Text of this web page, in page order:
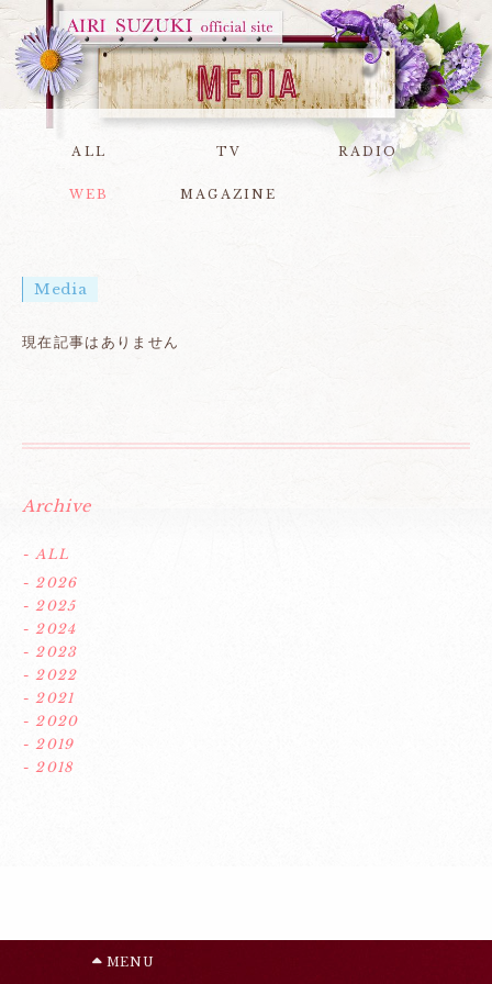
ALL TV RADIO
WEB MAGAZINE
Media
現在記事はありません
Archive
- ALL
- 2026
- 2025
- 2024
- 2023
- 2022
- 2021
- 2020
- 2019
- 2018
MENU